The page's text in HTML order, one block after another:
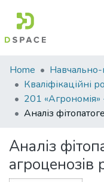
Communities
&
Collections
All of DSpace
Statistics
Home
Аналіз
агроценозів